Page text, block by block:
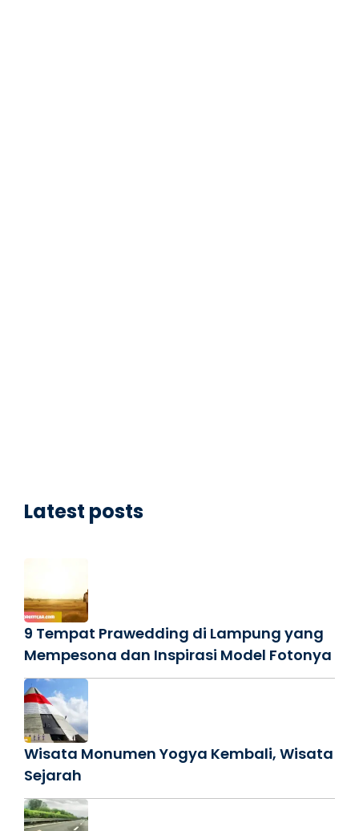
Latest posts
9 Tempat Prawedding di Lampung yang
Mempesona dan Inspirasi Model Fotonya
Wisata Monumen Yogya Kembali, Wisata
Sejarah